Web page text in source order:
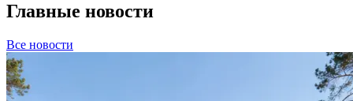
Главные новости
Все новости